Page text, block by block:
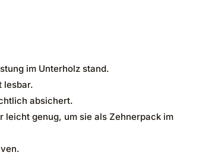
im Unterholz stand.
lesbar.
absichert.
genug, um sie als Zehnerpack im